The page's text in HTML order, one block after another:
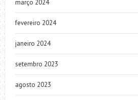
março 2024
fevereiro 2024
janeiro 2024
setembro 2023
agosto 2023